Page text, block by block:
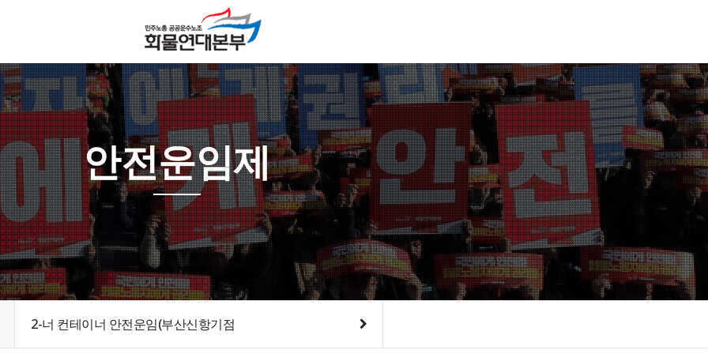
안전운임제
2-너 컨테이너 안전운임(부산신항기점